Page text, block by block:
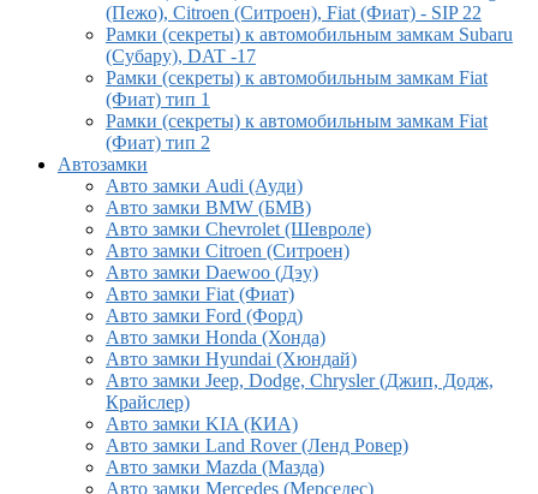
(Пежо), Citroen (Ситроен), Fiat (Фиат) - SIP 22
Рамки (секреты) к автомобильным замкам Subaru
(Субару), DAT -17
Рамки (секреты) к автомобильным замкам Fiat
(Фиат) тип 1
Рамки (секреты) к автомобильным замкам Fiat
(Фиат) тип 2
Автозамки
Авто замки Audi (Ауди)
Авто замки BMW (БМВ)
Авто замки Chevrolet (Шевроле)
Авто замки Citroen (Ситроен)
Авто замки Daewoo (Дэу)
Авто замки Fiat (Фиат)
Авто замки Ford (Форд)
Авто замки Honda (Хонда)
Авто замки Hyundai (Хюндай)
Авто замки Jeep, Dodge, Chrysler (Джип, Додж,
Крайслер)
Авто замки KIA (КИА)
Авто замки Land Rover (Ленд Ровер)
Авто замки Mazda (Мазда)
Авто замки Mercedes (Мерседес)